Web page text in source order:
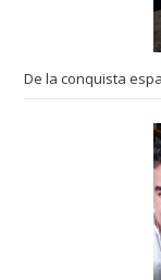
De la conquista